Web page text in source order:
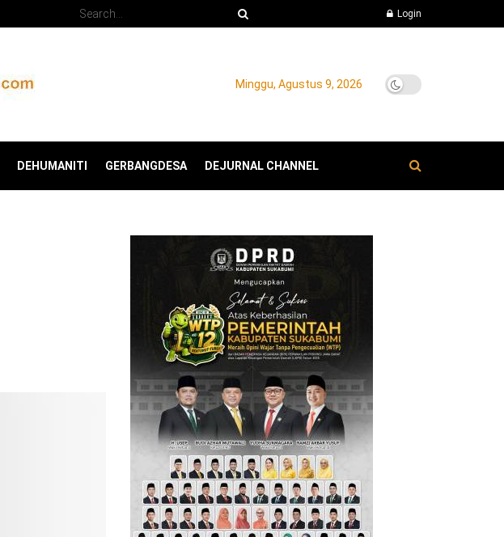
Login
Minggu, Agustus 9, 2026
DEHUMANITI GERBANGDESA DEJURNAL CHANNEL